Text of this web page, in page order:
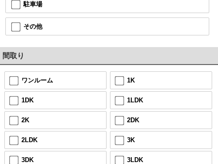
駐車場
その他
間取り
ワンルーム 1K
1DK 1LDK
2K 2DK
2LDK 3K
3DK 3LDK